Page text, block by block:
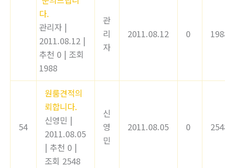
다.
관리자 |
2011.08.12 |
추천 0 | 조회
1988
관
리
자
2011.08.12 0
54
원룸견적의
뢰합니다.
신영민 |
2011.08.05
| 추천 0 |
조회 2548
신
영
민
2011.08.05 0